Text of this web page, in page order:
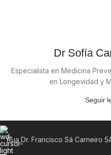
Dr Sofía
Especialista en Medicina
en Longevidad y
Seguir
Rua Dr. Francisco Sá Carneiro